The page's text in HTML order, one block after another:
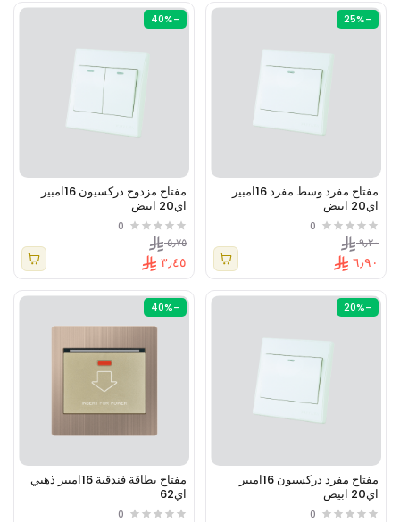
-25%
مفتاح مفرد وسط مفرد 16امبير
اي20 ابيض
0
٦٫٩٠
٩٫٢٠
-40%
مفتاح مزدوج دركسيون 16امبير
اي20 ابيض
0
٣٫٤٥
٥٫٧٥
-20%
مفتاح مفرد دركسيون 16امبير
اي20 ابيض
0
-40%
مفتاح بطاقة فندقية 16امبير ذهبي
اي62
0